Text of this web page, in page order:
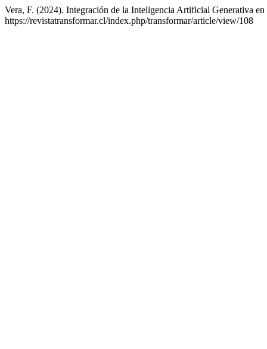
Vera, F. (2024). Integración de la Inteligencia Artificial Generativa
https://revistatransformar.cl/index.php/transformar/article/view/108